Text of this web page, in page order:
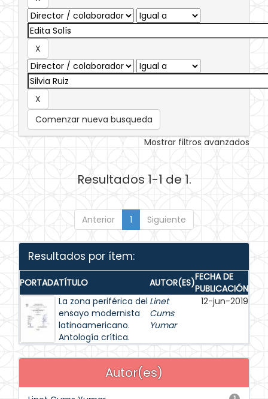
Comenzar nueva busqueda
Mostrar filtros avanzados
Resultados 1-1 de 1.
Anterior 1 Siguiente
Resultados por ítem:
PORTADATÍTULO AUTOR(ES)FECHA DE
PUBLICACIÓN
La zona periférica del
ensayo modernista
latinoamericano.
Antología crítica.
Linet
Cums
Yumar
12-jun-2019
Autor(es)